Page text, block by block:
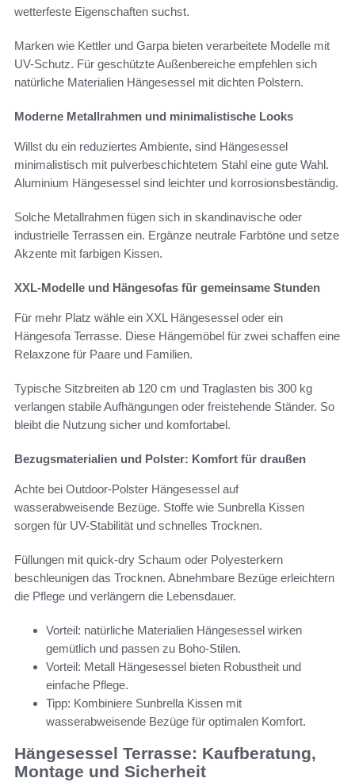
wetterfeste Eigenschaften suchst.
Marken wie Kettler und Garpa bieten verarbeitete Modelle mit
UV-Schutz. Für geschützte Außenbereiche empfehlen sich
natürliche Materialien Hängesessel mit dichten Polstern.
Moderne Metallrahmen und minimalistische Looks
Willst du ein reduziertes Ambiente, sind Hängesessel
minimalistisch mit pulverbeschichtetem Stahl eine gute Wahl.
Aluminium Hängesessel sind leichter und korrosionsbeständig.
Solche Metallrahmen fügen sich in skandinavische oder
industrielle Terrassen ein. Ergänze neutrale Farbtöne und setze
Akzente mit farbigen Kissen.
XXL-Modelle und Hängesofas für gemeinsame Stunden
Für mehr Platz wähle ein XXL Hängesessel oder ein
Hängesofa Terrasse. Diese Hängemöbel für zwei schaffen eine
Relaxzone für Paare und Familien.
Typische Sitzbreiten ab 120 cm und Traglasten bis 300 kg
verlangen stabile Aufhängungen oder freistehende Ständer. So
bleibt die Nutzung sicher und komfortabel.
Bezugsmaterialien und Polster: Komfort für draußen
Achte bei Outdoor-Polster Hängesessel auf
wasserabweisende Bezüge. Stoffe wie Sunbrella Kissen
sorgen für UV-Stabilität und schnelles Trocknen.
Füllungen mit quick-dry Schaum oder Polyesterkern
beschleunigen das Trocknen. Abnehmbare Bezüge erleichtern
die Pflege und verlängern die Lebensdauer.
Vorteil: natürliche Materialien Hängesessel wirken
gemütlich und passen zu Boho-Stilen.
Vorteil: Metall Hängesessel bieten Robustheit und
einfache Pflege.
Tipp: Kombiniere Sunbrella Kissen mit
wasserabweisende Bezüge für optimalen Komfort.
Hängesessel Terrasse: Kaufberatung,
Montage und Sicherheit